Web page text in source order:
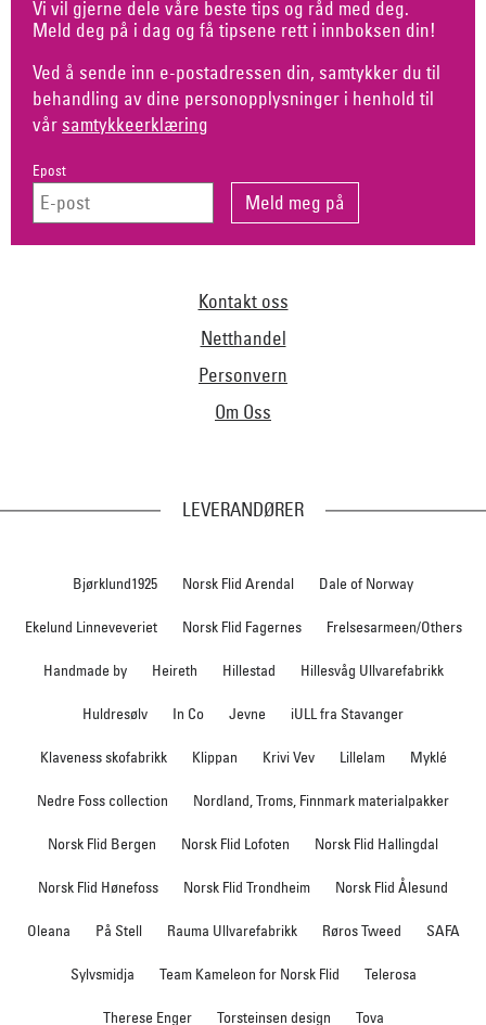
Vi vil gjerne dele våre beste tips og råd med deg.
Meld deg på i dag og få tipsene rett i innboksen din!
Ved å sende inn e-postadressen din, samtykker du til
behandling av dine personopplysninger i henhold til
vår samtykkeerklæring
Epost
Kontakt oss
Netthandel
Personvern
Om Oss
LEVERANDØRER
Bjørklund1925 Norsk Flid Arendal Dale of Norway
Ekelund Linneveveriet Norsk Flid Fagernes Frelsesarmeen/Others
Handmade by Heireth Hillestad Hillesvåg Ullvarefabrikk
Huldresølv In Co Jevne iULL fra Stavanger
Klaveness skofabrikk Klippan Krivi Vev Lillelam Myklé
Nedre Foss collection Nordland, Troms, Finnmark materialpakker
Norsk Flid Bergen Norsk Flid Lofoten Norsk Flid Hallingdal
Norsk Flid Hønefoss Norsk Flid Trondheim Norsk Flid Ålesund
Oleana På Stell Rauma Ullvarefabrikk Røros Tweed SAFA
Sylvsmidja Team Kameleon for Norsk Flid Telerosa
Therese Enger Torsteinsen design Tova